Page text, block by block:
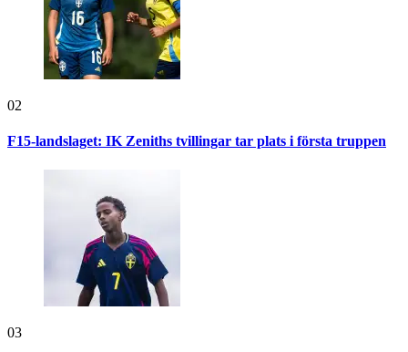
02
F15-landslaget: IK Zeniths tvillingar tar plats i första truppen
03